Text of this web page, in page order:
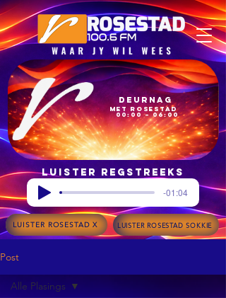
00:00 – 06:00
met Rosestad
Deurnag
Luister regstreeks
-01:04
LUISTER ROSESTAD X LUISTER ROSESTAD SOKKIE
Post
Alle Plasings